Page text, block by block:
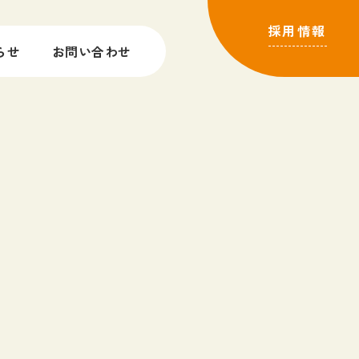
せ お問い合わせ
採用情報